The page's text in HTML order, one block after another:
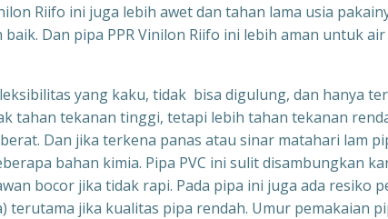
Riifo ini juga lebih awet dan tahan lama usia
Dan pipa PPR Vinilon Riifo ini lebih aman untuk
yang kaku, tidak bisa digulung, dan hanya
tahan tekanan tinggi, tetapi lebih tahan tekanan
Dan jika terkena panas atau sinar matahari lam
bahan kimia. Pipa PVC ini sulit disambungkan
bocor jika tidak rapi. Pada pipa ini juga ada resiko
jika kualitas pipa rendah. Umur pemakaian